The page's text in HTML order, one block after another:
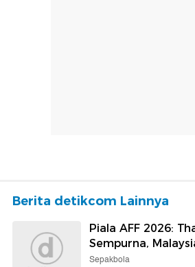
Berita detikcom Lainnya
Piala AFF 2026:
Sempurna,
Sepakbola